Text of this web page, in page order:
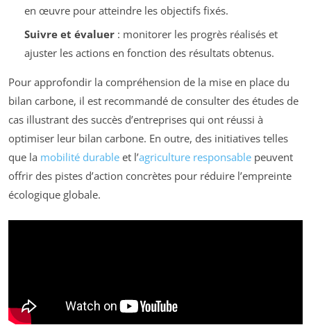
en œuvre pour atteindre les objectifs fixés.
Suivre et évaluer: monitorer les progrès réalisés et
ajuster les actions en fonction des résultats obtenus.
Pour approfondir la compréhension de la mise en place du
bilan carbone, il est recommandé de consulter des études de
cas illustrant des succès d’entreprises qui ont réussi à
optimiser leur bilan carbone. En outre, des initiatives telles
que la mobilité durable et l’agriculture responsable peuvent
offrir des pistes d’action concrètes pour réduire l’empreinte
écologique globale.